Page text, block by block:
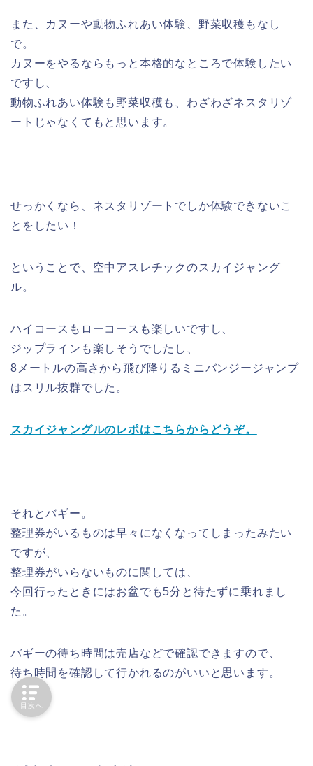
また、カヌーや動物ふれあい体験、野菜収穫もなし
で。
カヌーをやるならもっと本格的なところで体験したい
ですし、
動物ふれあい体験も野菜収穫も、わざわざネスタリゾ
ートじゃなくてもと思います。
せっかくなら、ネスタリゾートでしか体験できないこ
とをしたい！
ということで、空中アスレチックのスカイジャング
ル。
ハイコースもローコースも楽しいですし、
ジップラインも楽しそうでしたし、
8メートルの高さから飛び降りるミニバンジージャンプ
はスリル抜群でした。
スカイジャングルのレポはこちらからどうぞ。
それとバギー。
整理券がいるものは早々になくなってしまったみたい
ですが、
整理券がいらないものに関しては、
今回行ったときにはお盆でも5分と待たずに乗れまし
た。
バギーの待ち時間は売店などで確認できますので、
待ち時間を確認して行かれるのがいいと思います。
目次へ